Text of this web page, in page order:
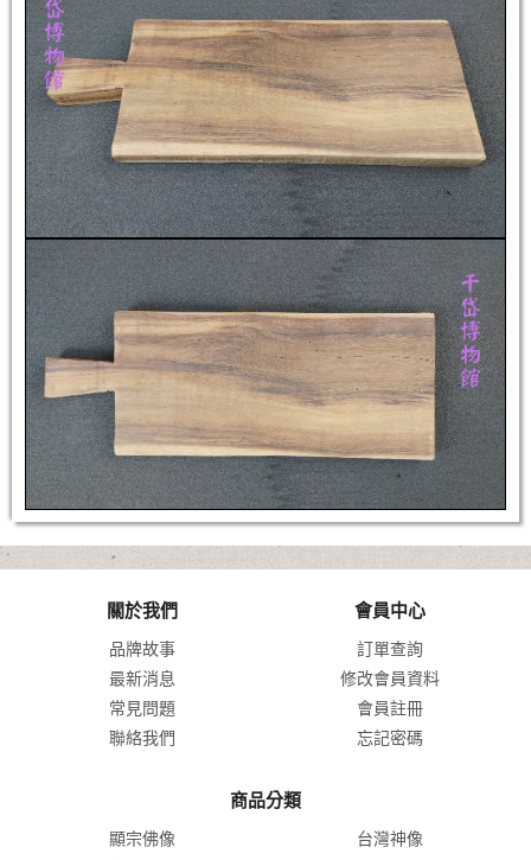
關於我們
品牌故事
最新消息
常見問題
聯絡我們
會員中心
訂單查詢
修改會員資料
會員註冊
忘記密碼
商品分類
顯宗佛像
台灣神像